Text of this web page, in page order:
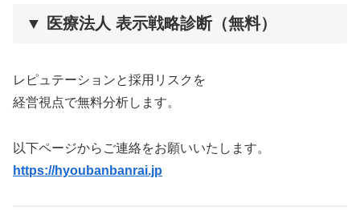
▼ 医療法人 表示戦略診断（無料）
レピュテーションと採用リスクを
経営視点で無料分析します。
以下ページからご連絡をお願いいたします。
https://hyoubanbanrai.jp